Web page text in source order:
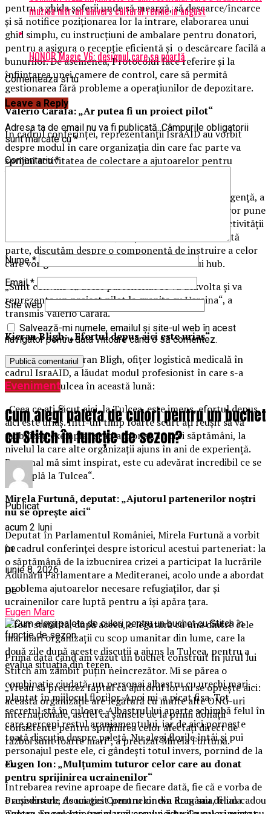
pentru a ghida șoferii unde să meargă, să descarce/încarce
și să notifice poziționarea lor la intrare, elaborarea unui
ghid simplu, cu instrucțiuni de ambalare pentru donatori,
pentru a asigura o recepție eficientă și o descărcare facilă a
bunurilor. De asemenea, Protocolul face referire și la
înființarea unei camere de control, care să permită
gestionarea fără probleme a operațiunilor de depozitare.
Valerio Carafa: „Ar putea fi un proiect pilot“
În cadrul conferinței, reprezentanții IsraAID au vorbit
despre modul în care organizația din care fac parte va
sprijini activitatea de colectare a ajutoarelor pentru
În acest sens, Valerio Carafa, ofițer operațiuni de urgență, a
prezentat dubla direcție de acțiune: pe de o parte, vor pune
la dispoziție expertiza lor în vederea eficientizării activității
la nivelul depozitului din județul Tulcea, iar pe de altă
parte, discutăm despre o componentă de instruire a celor
care vor gestiona camera de control a acestui hub.
„Sunt convins că acest parteneriat se va dezvolta și va
reprezenta un proiect pilot la granița cu Ucraina“, a
transmis Valerio Carafa.
Kieran Bligh: „Efortul depus aici este uriaș“
La rândul său, Kieran Bligh, ofițer logistică medicală în
cadrul IsraAID, a lăudat modul profesionist în care s-a
acționat la Tulcea în această lună:
„Ceea ce ați făcut aici, la Tulcea, este imens, efortul depus
aici este uriaș. Într-un timp foarte scurt ați reușit să vă
mobilizați exemplar și ați acționat, în trei săptămâni, la
nivelul la care alte organizații ajuns în ani de experiență.
Personal mă simt inspirat, este cu adevărat incredibil ce se
întâmplă la Tulcea“.
Mirela Furtună, deputat: „Ajutorul partenerilor noștri
nu se oprește aici“
Deputat în Parlamentul României, Mirela Furtună a vorbit
în cadrul conferinței despre istoricul acestui parteneriat: la
o săptămână de la izbucnirea crizei a participat la lucrările
Adunării Parlamentare a Mediteranei, acolo unde a abordat
problema ajutoarelor necesare refugiaților, dar și
ucrainenilor care luptă pentru a își apăra țara.
A fost stabilită, după aceea, o legătură cu una dintre cele
mai mari organizații cu scop umanitar din lume, care la
două zile după aceste discuții a ajuns la Tulcea, pentru a
evalua situația din teren.
„Vreau să precizez faptul că ajutorul lor nu se oprește aici:
această organizație are legătură cu multe alte ONG-uri
internaționale, astfel că șansele de la primi donații
consistente pentru sprijinirea celor afectați direct de
război sunt foarte mari“, a precizat Mirela Furtună.
Eugen Ion: „Mulțumim tuturor celor care au donat
pentru sprijinirea ucrainenilor“
Președintele Asociației Comunelor din România, filiala
muzica intr-un univers cultural revine in august
HONOR Magic V6: designul care se poartă
Comenteaza si tu
Leave a Reply
Adresa ta de email nu va fi publicată. Câmpurile obligatorii
sunt marcate cu*
Comentariu*
Nume*
Email*
Site web
Salvează-mi numele, emailul și site-ul web în acest
navigator pentru data viitoare când o să comentez.
Eveniment
Cum alegi paleta de culori pentru un buchet
cu Stitch în funcție de sezon?
Publicat
acum 2 luni
pe
iunie 8, 2026
De
Eugen Marc
Prima dată când am văzut un buchet construit în jurul lui
Stitch am zâmbit puțin neîncrezător. Mi se părea o
combinație ciudată, un personaj albastru cu urechi mari
plantat în mijlocul florilor. Apoi mi-a picat fisa. Tot
secretul stă în culoare. Albastrul lui aparte schimbă felul în
care percepi restul aranjamentului, iar de aici pornește
toată discuția despre paletă. Nu alegi florile întâi și pui
personajul peste ele, ci gândești totul invers, pornind de la
el.
Întrebarea revine aproape de fiecare dată, fie că e vorba de
o aniversare, de un gest pentru cineva drag sau de un cadou